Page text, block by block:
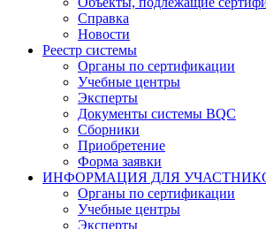
Справка
Новости
Реестр системы
Органы по сертификации
Учебные центры
Эксперты
Документы системы BQC
Сборники
Приобретение
Форма заявки
ИНФОРМАЦИЯ ДЛЯ
Органы по сертификации
Учебные центры
Эксперты